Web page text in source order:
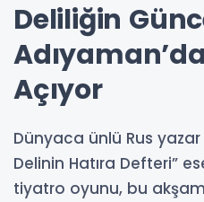
Deliliğin
Açıyor
Dünyaca ünlü Rus yazar
Delinin Hatıra Defteri”
tiyatro oyunu, bu